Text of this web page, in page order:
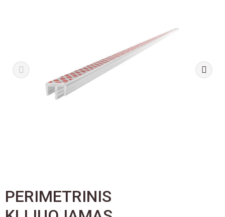
PERIMETRINIS